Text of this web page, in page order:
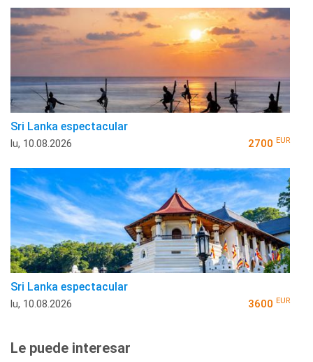
Sri Lanka espectacular
lu, 10.08.2026 2700 EUR
Sri Lanka espectacular
lu, 10.08.2026 3600 EUR
Le puede interesar